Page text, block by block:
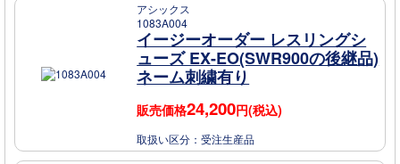
アシックス
1083A004
イージーオーダー レスリングシ
ューズ EX-EO(SWR900の後継品)
ネーム刺繍有り
販売価格24,200円(税込)
取扱い区分：受注生産品